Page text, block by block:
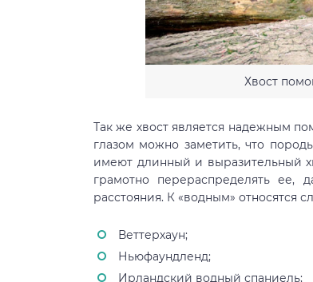
Хвост
Так же хвост является надежным
глазом можно заметить, что
имеют длинный и выразительный
грамотно перераспределять ее,
расстояния. К «водным» относятся
Веттерхаун;
Ньюфаундленд;
Ирландский водный спаниель;